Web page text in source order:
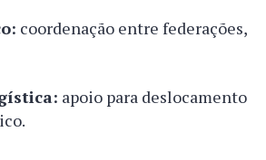
coordenação entre federações,
apoio para deslocamento